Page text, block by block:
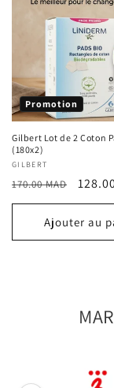
Promotion
Gilbert Lot de 2 Coton
(180x2)
Fournisseur :
GILBERT
Prix
habituel
170.00 MAD
Prix
Ajouter au